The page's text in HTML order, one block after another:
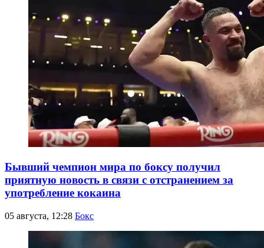
Бывший чемпион мира по боксу получил
приятную новость в связи с отстранением за
употребление кокаина
05 августа, 12:28 Бокс